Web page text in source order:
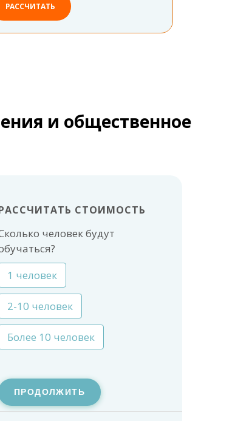
РАССЧИТАТЬ
и общественное
СТОИМОСТЬ
человек будут
1 человек
2-10 человек
Более 10 человек
ПРОДОЛЖИТЬ